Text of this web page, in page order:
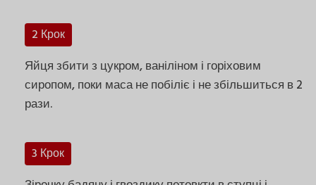
2 Крок
Яйця збити з цукром, ваніліном і горіховим
сиропом, поки маса не побіліє і не збільшиться в 2
рази.
3 Крок